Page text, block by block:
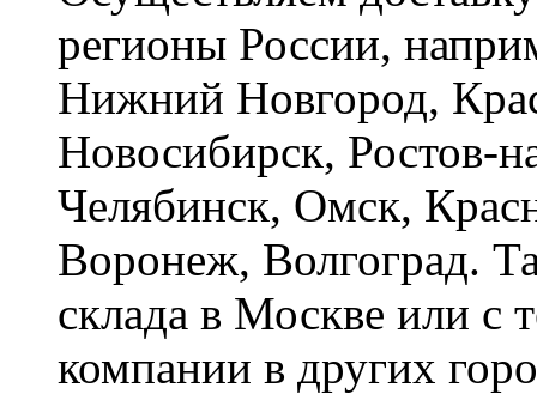
регионы России,
Нижний Новгород,
Новосибирск, Ростов-
Челябинск, Омск,
Воронеж, Волгоград.
склада в Москве или с
компании в других